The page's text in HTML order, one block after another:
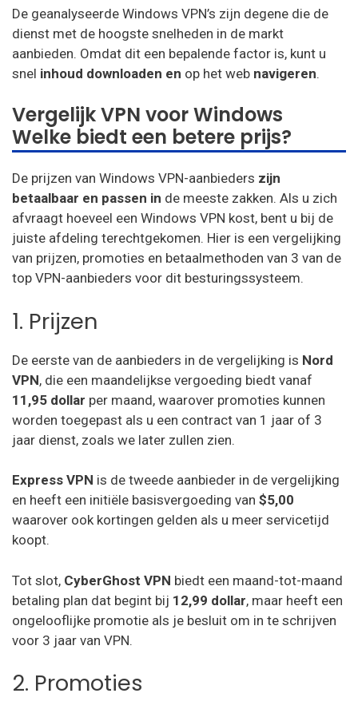
De geanalyseerde Windows VPN’s zijn degene die de
dienst met de hoogste snelheden in de markt
aanbieden. Omdat dit een bepalende factor is, kunt u
snel inhoud downloaden en op het web navigeren.
Vergelijk VPN voor Windows
Welke biedt een betere prijs?
De prijzen van Windows VPN-aanbieders zijn
betaalbaar en passen in de meeste zakken. Als u zich
afvraagt hoeveel een Windows VPN kost, bent u bij de
juiste afdeling terechtgekomen. Hier is een vergelijking
van prijzen, promoties en betaalmethoden van 3 van de
top VPN-aanbieders voor dit besturingssysteem.
1. Prijzen
De eerste van de aanbieders in de vergelijking is Nord
VPN, die een maandelijkse vergoeding biedt vanaf
11,95 dollar per maand, waarover promoties kunnen
worden toegepast als u een contract van 1 jaar of 3
jaar dienst, zoals we later zullen zien.
Express VPN is de tweede aanbieder in de vergelijking
en heeft een initiële basisvergoeding van $5,00
waarover ook kortingen gelden als u meer servicetijd
koopt.
Tot slot, CyberGhost VPN biedt een maand-tot-maand
betaling plan dat begint bij 12,99 dollar, maar heeft een
ongelooflijke promotie als je besluit om in te schrijven
voor 3 jaar van VPN.
2. Promoties